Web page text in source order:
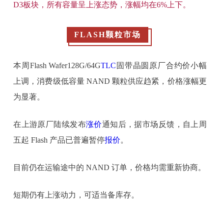
D3板块，所有容量呈上涨态势，涨幅均在6%上下。
FLASH颗粒市场
本周Flash Wafer128G/64GTLC 固带晶圆原厂合约价小幅
上调，消费级低容量 NAND 颗粒供应趋紧，价格涨幅更
为显著。
在上游原厂陆续发布涨价通知后，据市场反馈，自上周
五起 Flash 产品已普遍暂停报价。
目前仍在运输途中的 NAND 订单，价格均需重新协商。
短期仍有上涨动力，可适当备库存。